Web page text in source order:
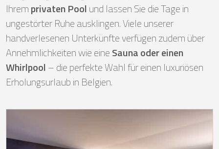
Ihremprivaten Poolund lassen Sie die Tage in
ungestörter Ruhe ausklingen. Viele unserer
handverlesenen Unterkünfte verfügen zudem über
Annehmlichkeiten wie eineSauna oder einen
Whirlpool– die perfekte Wahl für einen luxuriösen
Erholungsurlaub in Belgien.